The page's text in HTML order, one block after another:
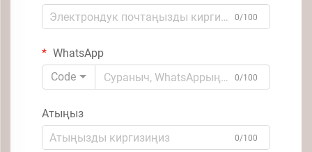
0/100
WhatsApp
Code
0/100
Атыңыз
0/100